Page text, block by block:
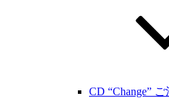
CD “Change”